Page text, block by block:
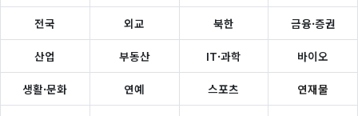
전국 외교 북한 금융·증권
산업 부동산 IT·과학 바이오
생활·문화 연예 스포츠 연재물